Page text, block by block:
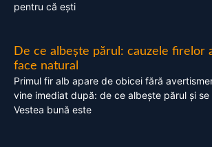
pentru că ești
De ce albește părul: cauzele firelor
face natural
Primul fir alb apare de obicei fără
vine imediat după: de ce albește părul și
Vestea bună este